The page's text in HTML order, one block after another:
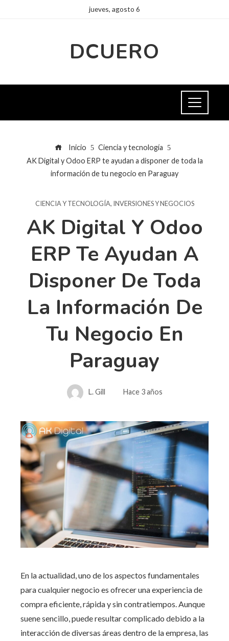
jueves, agosto 6
DCUERO
Inicio
Ciencia y tecnología
AK Digital y Odoo ERP te ayudan a disponer de toda la
información de tu negocio en Paraguay
CIENCIA Y TECNOLOGÍA, INVERSIONES Y NEGOCIOS
AK Digital Y Odoo
ERP Te Ayudan A
Disponer De Toda
La Información De
Tu Negocio En
Paraguay
L. Gill Hace 3 años
En la actualidad, uno de los aspectos fundamentales
para cualquier negocio es ofrecer una experiencia de
compra eficiente, rápida y sin contratiempos. Aunque
suene sencillo, puede resultar complicado debido a la
interacción de diversas áreas dentro de la empresa, las